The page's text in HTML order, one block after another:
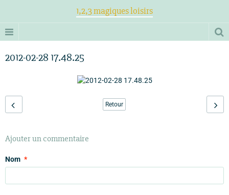
1,2,3 magiques loisirs
2012-02-28 17.48.25
Retour
Ajouter un commentaire
Nom